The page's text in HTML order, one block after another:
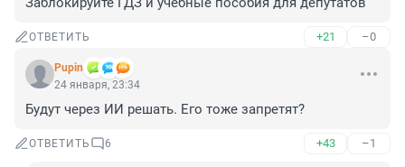
ОТВЕТИТЬ +21 –0
Pupin
24 января, 23:34
Будут через ИИ решать. Его тоже запретят?
ОТВЕТИТЬ 6 +43 –1